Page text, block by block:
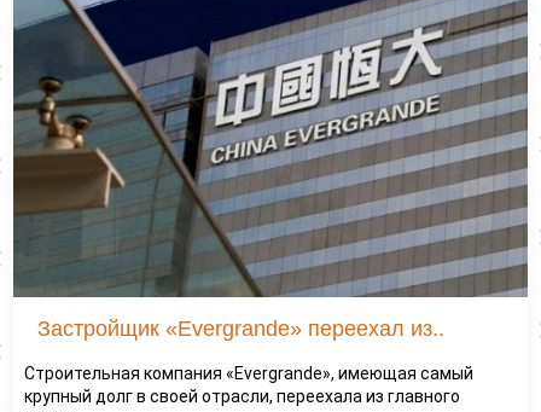
Застройщик «Evergrande» переехал из..
Строительная компания «Evergrande», имеющая самый
крупный долг в своей отрасли, переехала из главного